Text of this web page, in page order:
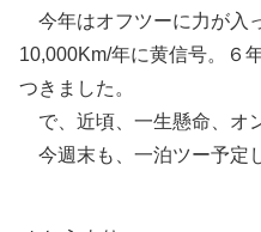
今年はオフツーに力が入
10,000Km/年に黄信号。６
つきました。
で、近頃、一生懸命、オ
今週末も、一泊ツー予定